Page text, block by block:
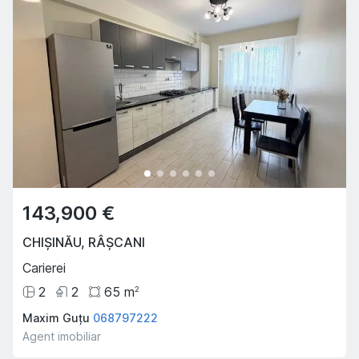
143,900 €
CHIȘINĂU, RÂȘCANI
Carierei
2
2 65 m2
Maxim Guțu 068797222
Agent imobiliar